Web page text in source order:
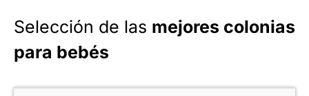
Selección de las mejores colonias
para bebés